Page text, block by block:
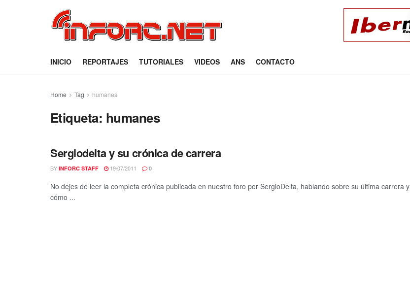
INICIO REPORTAJES TUTORIALES VIDEOS ANS CONTACTO
Home Tag humanes
Etiqueta: humanes
Sergiodelta y su crónica de carrera
BY INFORC STAFF 19/07/2011 0
No dejes de leer la completa crónica publicada en nuestro foro por SergioDelta, hablando sobre su última carrera y
cómo ...